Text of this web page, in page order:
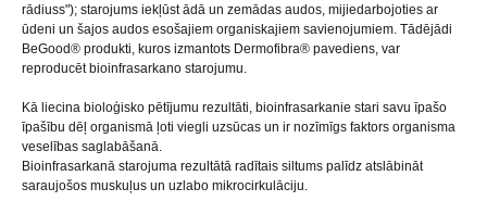
rādiuss"); starojums iekļūst ādā un zemādas audos, mijiedarbojoties ar
ūdeni un šajos audos esošajiem organiskajiem savienojumiem. Tādējādi
BeGood® produkti, kuros izmantots Dermofibra® pavediens, var
reproducēt bioinfrasarkano starojumu.
Kā liecina bioloģisko pētījumu rezultāti, bioinfrasarkanie stari savu īpašo
īpašību dēļ organismā ļoti viegli uzsūcas un ir nozīmīgs faktors organisma
veselības saglabāšanā.
Bioinfrasarkanā starojuma rezultātā radītais siltums palīdz atslābināt
saraujošos muskuļus un uzlabo mikrocirkulāciju.